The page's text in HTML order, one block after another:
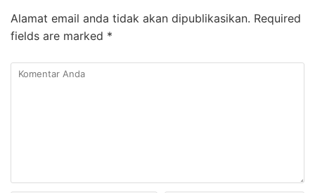
Alamat email anda tidak akan dipublikasikan. Required
fields are marked *